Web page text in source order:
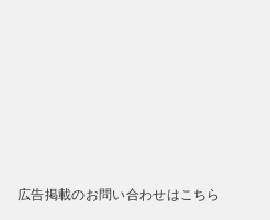
広告掲載のお問い合わせはこちら